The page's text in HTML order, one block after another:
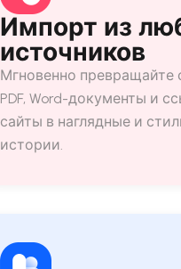
Импорт из
источников
Мгновенно превращайте
PDF, Word-документы и
сайты в наглядные и
истории.